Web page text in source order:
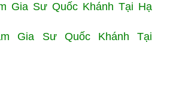
Gia Sư Quốc Khánh Tại Hạ
Gia Sư Quốc Khánh Tại